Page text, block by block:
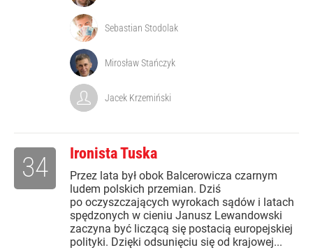
Sebastian Stodolak
Mirosław Stańczyk
Jacek Krzemiński
Ironista Tuska
Przez lata był obok Balcerowicza czarnym
ludem polskich przemian. Dziś
po oczyszczających wyrokach sądów i latach
spędzonych w cieniu Janusz Lewandowski
zaczyna być liczącą się postacią europejskiej
polityki. Dzięki odsunięciu się od krajowej...
34